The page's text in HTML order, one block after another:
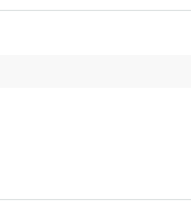
автобусни
имачастни и